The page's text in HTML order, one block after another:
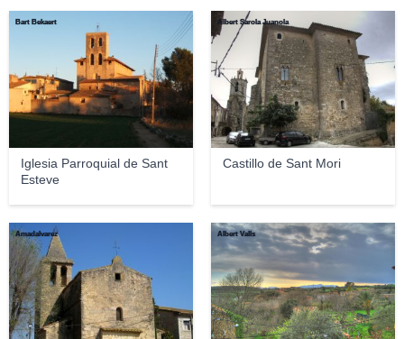
Iglesia Parroquial de Sant
Esteve
Bart Bekaert
Castillo de Sant Mori
Albert Sarola Juanola
Amadalvarez Albert Valls